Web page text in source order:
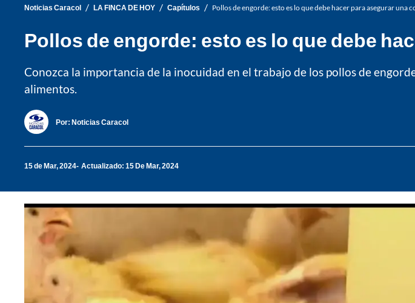
Noticias Caracol / LA FINCA DE HOY / Capítulos / Pollos de engorde: esto es lo que debe hacer para asegurar una
Pollos de engorde: esto es lo que debe
Conozca la importancia de la inocuidad en el trabajo de los pollos de
alimentos.
Por: Noticias Caracol
15 de Mar, 2024 Actualizado: 15 De Mar, 2024